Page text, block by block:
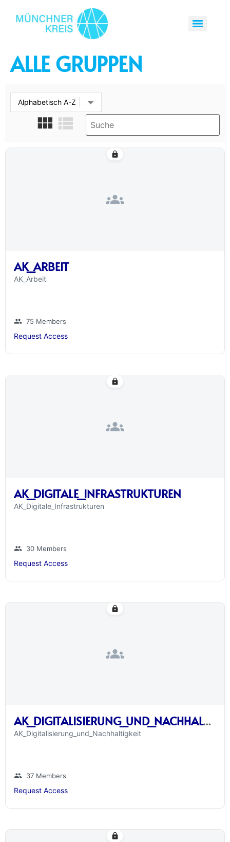
ALLE GRUPPEN
groups
lock
AK_ARBEIT
AK_Arbeit
group 75 Members
Request Access
groups
lock
AK_DIGITALE_INFRASTRUKTUREN
AK_Digitale_Infrastrukturen
group 30 Members
Request Access
groups
lock
AK_DIGITALISIERUNG_UND_NACHHALTIGKEIT
AK_Digitalisierung_und_Nachhaltigkeit
group 37 Members
Request Access
lock